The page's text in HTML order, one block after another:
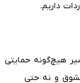
داریم.
هیچ‌گونه حمایتی
و نه حتی